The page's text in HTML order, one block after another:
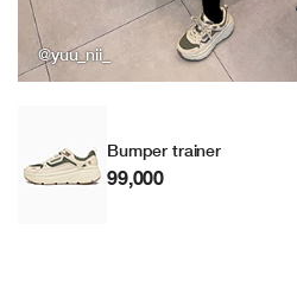
@yuu_nii_
Bumper trainer
99,000